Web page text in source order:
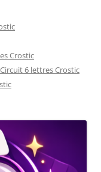
Crostic
6 lettres Crostic